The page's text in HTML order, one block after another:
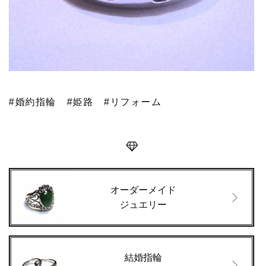
#婚約指輪 #姫路 #リフォーム
オーダーメイド
ジュエリー
結婚指輪